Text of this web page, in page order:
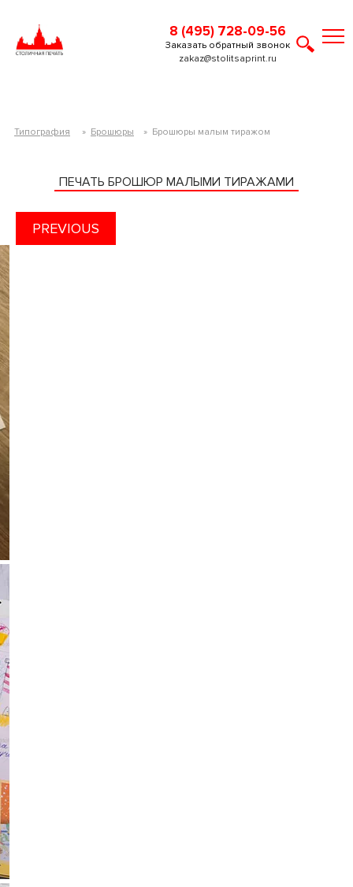
8 (495) 728-09-56
zakaz@stolitsaprint.ru
Заказать обратный звонок
Типография » Брошюры » Брошюры малым тиражом
ПЕЧАТЬ БРОШЮР МАЛЫМИ ТИРАЖАМИ
PREVIOUS